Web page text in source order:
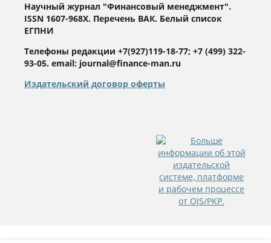
Научный журнал "Финансовый менеджмент".
ISSN 1607-968X. Перечень ВАК. Белый список
ЕГПНИ
Телефоны редакции +7(927)119-18-77; +7 (499) 322-
93-05. email: journal@finance-man.ru
Издательский договор оферты